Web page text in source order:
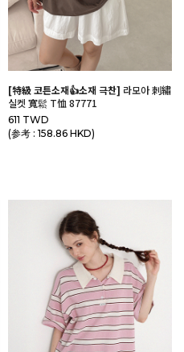
[特級 코튼소재👍소재 극찬] 라모아 刺繡
실켓 寬鬆 T恤 87771
611 TWD
(参考 : 158.86 HKD)